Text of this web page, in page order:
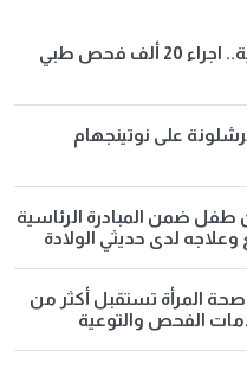
تنفيذا لتوجيهات القيادة السياسية.. اجراء 20 ألف فحص طبي
على نوتينجهام
أكثر من 10 ملايين طفل ضمن المبادرة الرئاسية
لدى حديثي الولادة
صحة المرأة تستقبل أكثر من